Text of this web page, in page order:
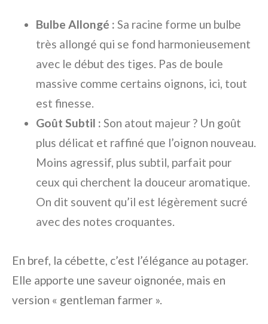
Bulbe Allongé : Sa racine forme un bulbe
très allongé qui se fond harmonieusement
avec le début des tiges. Pas de boule
massive comme certains oignons, ici, tout
est finesse.
Goût Subtil : Son atout majeur ? Un goût
plus délicat et raffiné que l’oignon nouveau.
Moins agressif, plus subtil, parfait pour
ceux qui cherchent la douceur aromatique.
On dit souvent qu’il est légèrement sucré
avec des notes croquantes.
En bref, la cébette, c’est l’élégance au potager.
Elle apporte une saveur oignonée, mais en
version « gentleman farmer ».